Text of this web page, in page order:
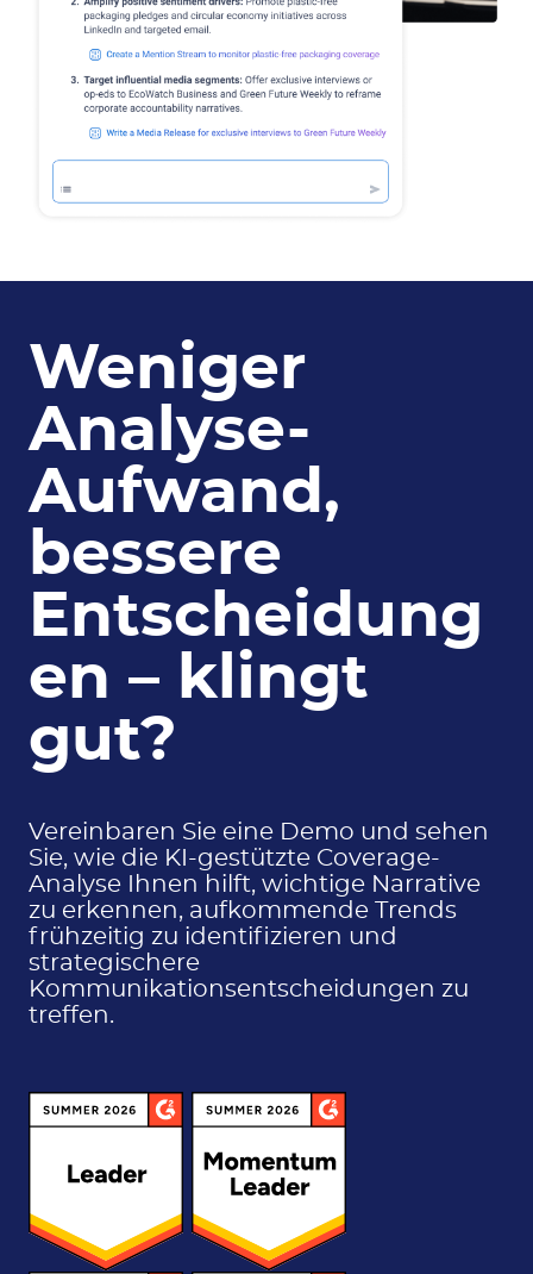
Weniger
Analyse-
Aufwand,
bessere
Entscheidung
en – klingt
gut?
Vereinbaren Sie eine Demo und sehen
Sie, wie die KI-gestützte Coverage-
Analyse Ihnen hilft, wichtige Narrative
zu erkennen, aufkommende Trends
frühzeitig zu identifizieren und
strategischere
Kommunikationsentscheidungen zu
treffen.